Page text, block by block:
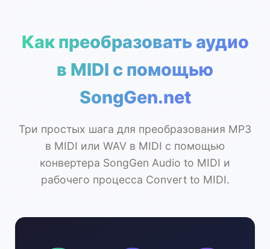
Как преобразовать аудио
в MIDI с помощью
SongGen.net
Три простых шага для преобразования MP3
в MIDI или WAV в MIDI с помощью
конвертера SongGen Audio to MIDI и
рабочего процесса Convert to MIDI.